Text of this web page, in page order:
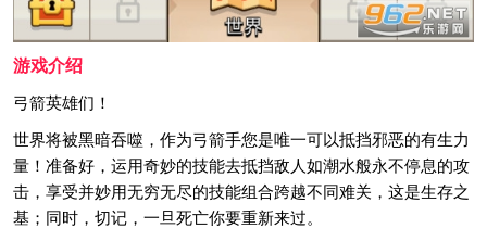
游戏介绍
弓箭英雄们！
世界将被黑暗吞噬，作为弓箭手您是唯一可以抵挡邪恶的有生力
量！准备好，运用奇妙的技能去抵挡敌人如潮水般永不停息的攻
击，享受并妙用无穷无尽的技能组合跨越不同难关，这是生存之
基；同时，切记，一旦死亡你要重新来过。